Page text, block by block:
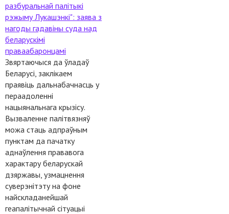
разбуральнай палітыкі
рэжыму Лукашэнкі": заява з
нагоды гадавіны суда над
беларускімі
праваабаронцамі
Звяртаючыся да ўладаў
Беларусі, заклікаем
праявіць дальнабачнасць у
пераадоленні
нацыянальнага крызісу.
Вызваленне палітвязняў
можа стаць адпраўным
пунктам да пачатку
аднаўлення прававога
характару беларускай
дзяржавы, узмацнення
суверэнітэту на фоне
найскладанейшай
геапалітычнай сітуацыі